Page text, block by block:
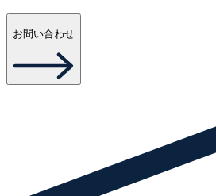
お問い合わせ